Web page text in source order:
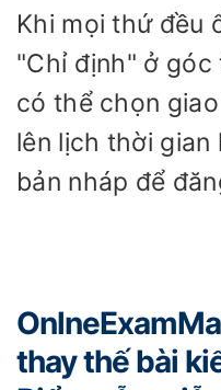
Khi mọi thứ đều
"Chỉ định" ở góc
có thể chọn
lên lịch thời gian
bản nháp để
thay thế bài